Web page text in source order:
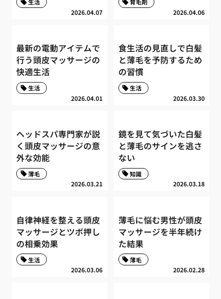
2026.04.07
生活
2026.04.06
育毛剤
最新の電動アイテムで
行う頭皮マッサージの
快適生活
2026.04.01
生活
食生活の見直しで白髪
と薄毛を予防するため
の習慣
2026.03.30
生活
ヘッドスパ専門家が説
く頭皮マッサージの意
外な効能
2026.03.21
薄毛
鏡を見て気づいた白髪
と薄毛のサインを逃さ
ない
2026.03.18
知識
自律神経を整える頭皮
マッサージとツボ押し
の相乗効果
2026.03.06
生活
薄毛に悩む男性が頭皮
マッサージを半年続け
た結果
2026.02.28
薄毛